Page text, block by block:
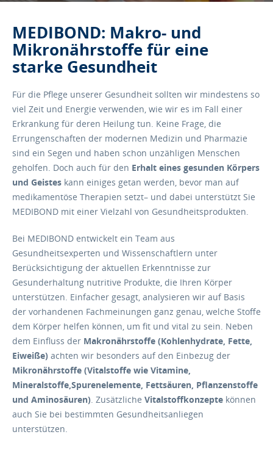
MEDIBOND: Makro- und
Mikronährstoffe für eine
starke Gesundheit
Für die Pflege unserer Gesundheit sollten wir mindestens so
viel Zeit und Energie verwenden, wie wir es im Fall einer
Erkrankung für deren Heilung tun. Keine Frage, die
Errungenschaften der modernen Medizin und Pharmazie
sind ein Segen und haben schon unzähligen Menschen
geholfen. Doch auch für den Erhalt eines gesunden Körpers
und Geistes kann einiges getan werden, bevor man auf
medikamentöse Therapien setzt– und dabei unterstützt Sie
MEDIBOND mit einer Vielzahl von Gesundheitsprodukten.
Bei MEDIBOND entwickelt ein Team aus
Gesundheitsexperten und Wissenschaftlern unter
Berücksichtigung der aktuellen Erkenntnisse zur
Gesunderhaltung nutritive Produkte, die Ihren Körper
unterstützen. Einfacher gesagt, analysieren wir auf Basis
der vorhandenen Fachmeinungen ganz genau, welche Stoffe
dem Körper helfen können, um fit und vital zu sein. Neben
dem Einfluss der Makronährstoffe (Kohlenhydrate, Fette,
Eiweiße) achten wir besonders auf den Einbezug der
Mikronährstoffe (Vitalstoffe wie Vitamine,
Mineralstoffe,Spurenelemente, Fettsäuren, Pflanzenstoffe
und Aminosäuren). Zusätzliche Vitalstoffkonzepte können
auch Sie bei bestimmten Gesundheitsanliegen
unterstützen.